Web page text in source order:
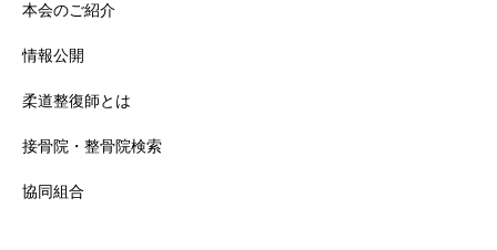
本会のご紹介
情報公開
柔道整復師とは
接骨院・整骨院検索
協同組合